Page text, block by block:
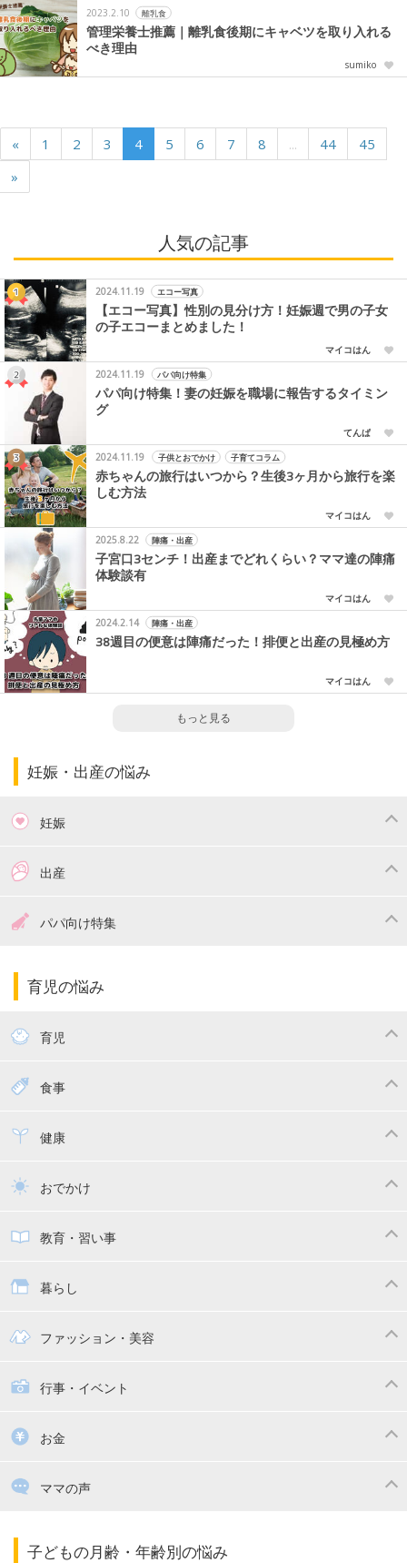
2023.2.10 離乳食
管理栄養士推薦｜離乳食後期にキャベツを取り入れる
べき理由
sumiko
« 1 2 3 4 5 6 7 8 ... 44
45
»
人気の記事
2024.11.19 エコー写真
【エコー写真】性別の見分け方！妊娠週で男の子女
の子エコーまとめました！
マイコはん
2024.11.19
パパ向け特集
パパ向け特集！妻の妊娠を職場に報告するタイミン
グ
てんぱ
2024.11.19
子供とおでかけ 子育てコラム
赤ちゃんの旅行はいつから？生後3ヶ月から旅行を楽
しむ方法
マイコはん
2025.8.22
陣痛・出産
子宮口3センチ！出産までどれくらい？ママ達の陣痛
体験談有
マイコはん
2024.2.14
陣痛・出産
38週目の便意は陣痛だった！排便と出産の見極め方
マイコはん
もっと見る
妊娠・出産の悩み
妊娠
つわり
妊娠中の食事
出産
出産準備パパ向け特集
パパ向け特集
育児の悩み
育児
赤ちゃんのお世話
寝かしつけ
トイトレ
食事
離乳食健康
乳幼児健診・予防接種
おでかけ
子供とおでかけ
抱っこ紐
教育・習い事
教育・習い事
幼稚園
絵本
暮らし
ママの日常
家族関係・夫婦関係
掃除
ファッション・美容
子供の服・ファッション
行事・イベント
漫画
出産祝い・内祝い
お金
住宅購入ママの声
子育てコラム
子どもの月齢・年齢別の悩み